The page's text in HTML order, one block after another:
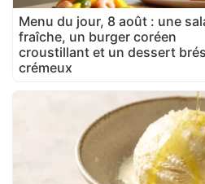
Menu du jour, 8 août : une
fraîche, un burger coréen
croustillant et un dessert
crémeux